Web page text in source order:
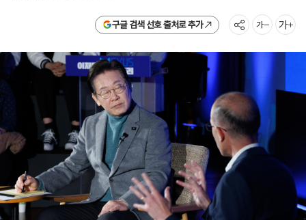
구글 검색 선호 출처로 추가